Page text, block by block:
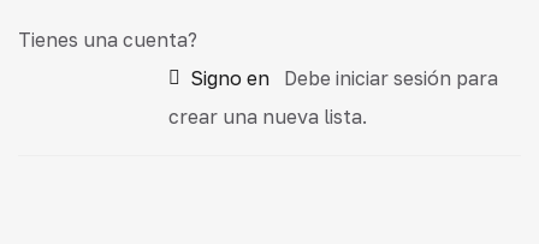
Tienes una cuenta?
Signo en
crear una nueva lista.